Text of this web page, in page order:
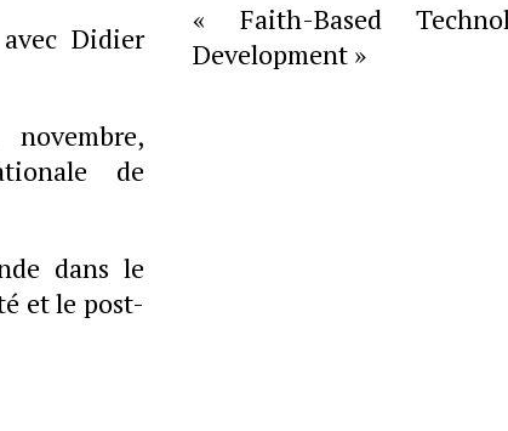
avec Didier
de
dans le
et le post-
« Faith-Based
Development »